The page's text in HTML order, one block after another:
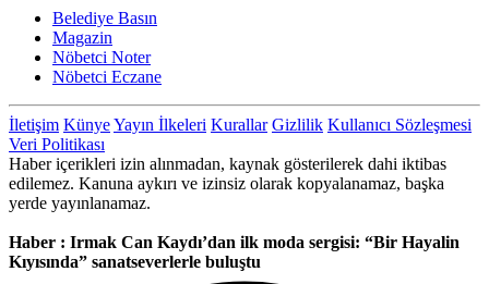
Belediye Basın
Magazin
Nöbetci Noter
Nöbetci Eczane
İletişim KünyeYayın İlkeleri Kurallar Gizlilik Kullanıcı Sözleşmesi
Veri Politikası
Haber içerikleri izin alınmadan, kaynak gösterilerek dahi iktibas
edilemez. Kanuna aykırı ve izinsiz olarak kopyalanamaz, başka
yerde yayınlanamaz.
Haber : Irmak Can Kaydı’dan ilk moda sergisi: “Bir Hayalin
Kıyısında” sanatseverlerle buluştu